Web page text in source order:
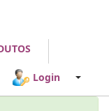
Login